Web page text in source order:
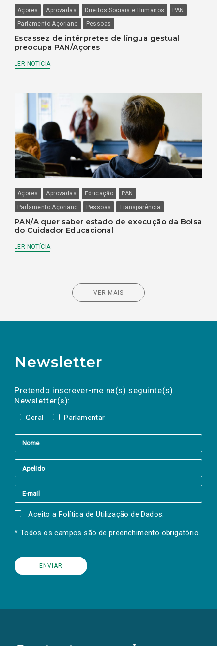
Açores Aprovadas Direitos Sociais e Humanos
PAN
Parlamento Açoriano
Pessoas
Escassez de intérpretes de língua gestual
preocupa PAN/Açores
LER NOTÍCIA
Açores Aprovadas Educação
PAN
Parlamento Açoriano
Pessoas Transparência
PAN/A quer saber estado de execução da Bolsa
do Cuidador Educacional
LER NOTÍCIA
VER MAIS
Newsletter
Pretendo inscrever-me na(s) seguinte(s)
Newsletter(s):
Geral Parlamentar
a(s) newsletter(s).
mail
Aceito a Política de Utilização de Dados.
* Todos os campos são de preenchimento obrigatório.